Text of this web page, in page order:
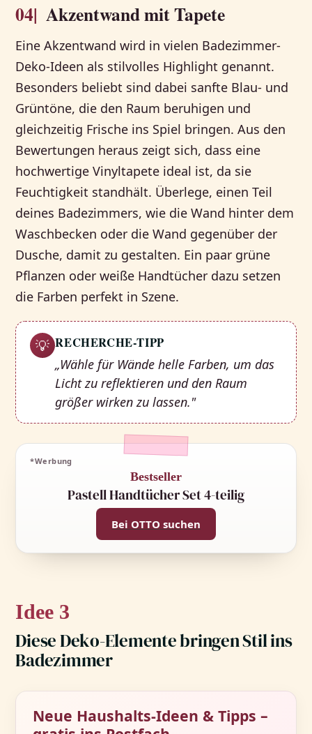
04| Akzentwand mit Tapete
Eine Akzentwand wird in vielen Badezimmer-
Deko-Ideen als stilvolles Highlight genannt.
Besonders beliebt sind dabei sanfte Blau- und
Grüntöne, die den Raum beruhigen und
gleichzeitig Frische ins Spiel bringen. Aus den
Bewertungen heraus zeigt sich, dass eine
hochwertige Vinyltapete ideal ist, da sie
Feuchtigkeit standhält. Überlege, einen Teil
deines Badezimmers, wie die Wand hinter dem
Waschbecken oder die Wand gegenüber der
Dusche, damit zu gestalten. Ein paar grüne
Pflanzen oder weiße Handtücher dazu setzen
die Farben perfekt in Szene.
💡 RECHERCHE-TIPP
„Wähle für Wände helle Farben, um das
Licht zu reflektieren und den Raum
größer wirken zu lassen."
*Werbung
Bestseller
Pastell Handtücher Set 4-teilig
Bei OTTO suchen
3
Diese Deko-Elemente bringen Stil ins
Badezimmer
Neue Haushalts-Ideen & Tipps –